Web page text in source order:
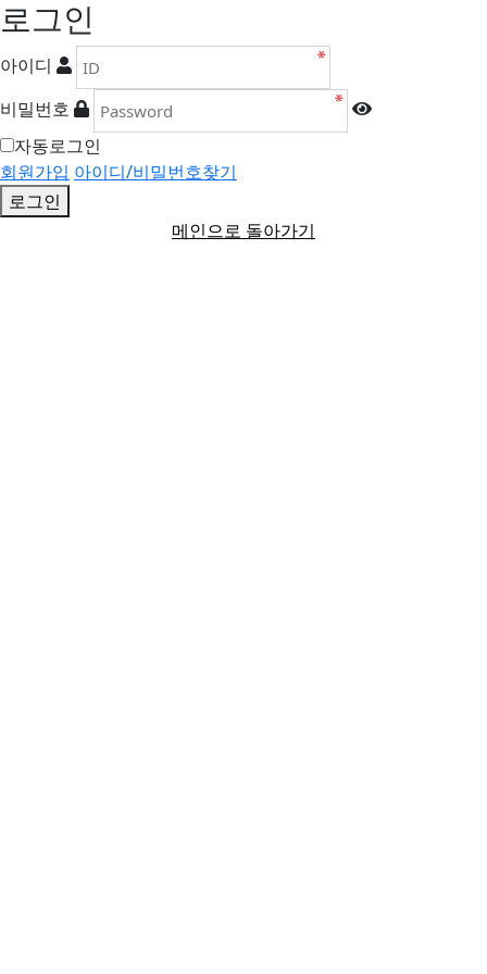
로그인
아이디
비밀번호
자동로그인
회원가입 아이디/비밀번호찾기
로그인
메인으로 돌아가기